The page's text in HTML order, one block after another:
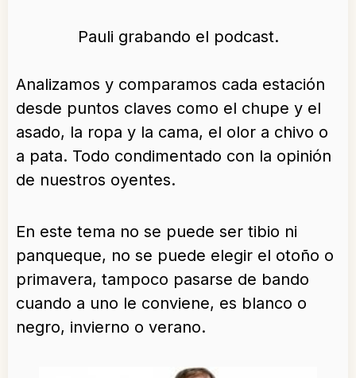
Pauli grabando el podcast.
Analizamos y comparamos cada estación
desde puntos claves como el chupe y el
asado, la ropa y la cama, el olor a chivo o
a pata. Todo condimentado con la opinión
de nuestros oyentes.
En este tema no se puede ser tibio ni
panqueque, no se puede elegir el otoño o
primavera, tampoco pasarse de bando
cuando a uno le conviene, es blanco o
negro, invierno o verano.